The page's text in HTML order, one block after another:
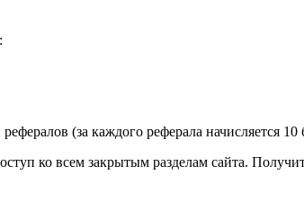
(за каждого реферала начисляется
ко всем закрытым разделам сайта.